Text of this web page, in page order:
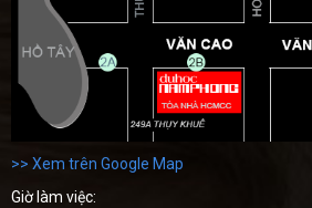
>> Xem trên Google Map
Giờ làm việc: